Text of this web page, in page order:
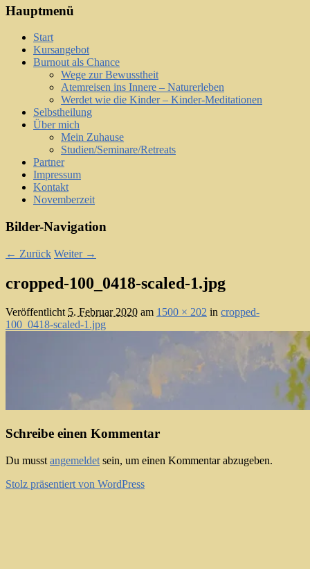
Hauptmenü
Start
Kursangebot
Burnout als Chance
Wege zur Bewusstheit
Atemreisen ins Innere – Naturerleben
Werdet wie die Kinder – Kinder-Meditationen
Selbstheilung
Über mich
Mein Zuhause
Studien/Seminare/Retreats
Partner
Impressum
Kontakt
Novemberzeit
Bilder-Navigation
← Zurück Weiter →
cropped-100_0418-scaled-1.jpg
Veröffentlicht 5. Februar 2020 am 1500 × 202 in cropped-
100_0418-scaled-1.jpg
Schreibe einen Kommentar
Du musst angemeldet sein, um einen Kommentar abzugeben.
Stolz präsentiert von WordPress